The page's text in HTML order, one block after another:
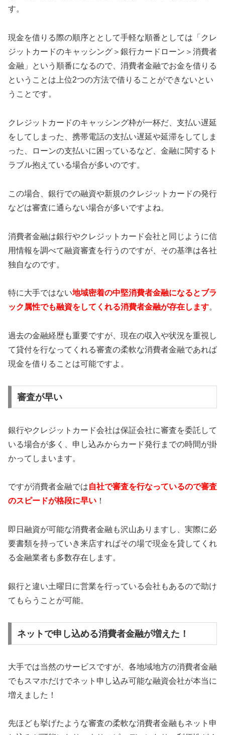
す。
現金を借りる際の順序ととして手軽な順番としては「クレ
ジットカードのキャッシング＞銀行カードローン＞消費者
金融」という順番になるので、消費者金融でお金を借りる
ということは上位2つの方法で借りることができないとい
うことです。
クレジットカードのキャッシング枠が一杯だ、支払い遅延
をしてしまった、携帯電話の支払い遅延や延滞をしてしま
った、ローンの支払いに困っているなど、金融に関するト
ラブル抱えている場合が多いのです。
この場合、銀行での融資や新規のクレジットカードの発行
などは審査に通らない場合が多いですよね。
消費者金融は銀行やクレジットカード会社と同じように信
用情報を調べて融資審査を行うのですが、その基準は各社
独自なのです。
特に大手ではない地域密着の中堅消費者金融になるとブラ
ック属性でも融資をしてくれる消費者金融が存在します。
過去の金融経歴も重要ですが、現在の収入や状況を重視し
て貸付を行なってくれる審査の柔軟な消費者金融であれば
現金を借りることは可能ですよ。
審査が早い
銀行やクレジットカード会社は保証会社に審査を委託して
いる場合が多く、申し込みからカード発行までの時間が掛
かってしまいます。
ですが消費者金融では自社で審査を行なっているので審査
のスピードが格段に早い ！
即日融資が可能な消費者金融も沢山ありますし、実際に必
要書類を持っていき来店すればその場で現金を貸してくれ
る金融業者も多数存在します。
銀行と違い土曜日に営業を行っている会社もあるので助け
てもらうことが可能。
ネットで申し込める消費者金融が増えた！
大手では当然のサービスですが、各地域地方の消費者金融
でもスマホだけでネット申し込み可能な融資会社が本当に
増えました！
先ほども挙げたような審査の柔軟な消費者金融もネット申